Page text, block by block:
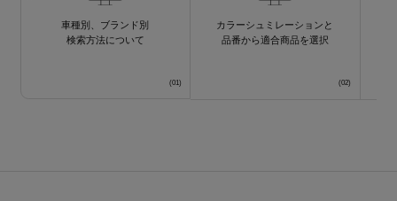
車種別、ブランド別
検索方法について
カラーシュミレーションと
品番から適合商品を選択